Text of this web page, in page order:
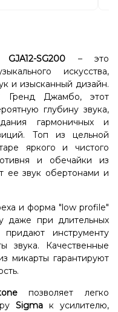
SG200 – это
искусства,
и изысканный дизайн.
Гренд Джамбо, этот
глубину звука,
гармоничных и
Топ из цельной
яркого и чистого
и обечайки из
ее звук обертонами и
и форма "low profile"
даже при длительных
инструменту
звука. Качественные
микарты гарантируют
позволяет легко
Sigma к усилителю,